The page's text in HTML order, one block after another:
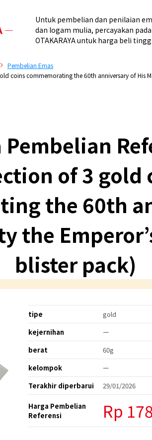
Untuk pembelian dan penilaian
dan logam mulia, percayakan pada
OTAKARAYA untuk harga beli
Pembelian Emas
coins commemorating the 60th anniversary of His
Pembelian
of 3 gold
the 60th
the
blister pack)
tipe
gold
kejernihan
ー
berat
60g
kelompok
ー
Terakhir diperbarui
29/01/2026
Harga Pembelian
Referensi
Rp